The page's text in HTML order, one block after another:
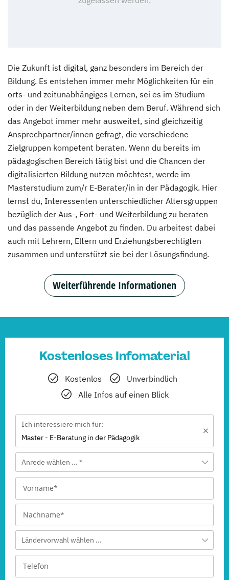
Die Zukunft ist digital, ganz besonders im Bereich der
Bildung. Es entstehen immer mehr Möglichkeiten für ein
orts- und zeitunabhängiges Lernen, sei es im Studium
oder in der Weiterbildung neben dem Beruf. Während sich
das Angebot immer mehr ausweitet, sind gleichzeitig
Ansprechpartner/innen gefragt, die verschiedene
Zielgruppen kompetent beraten. Wenn du bereits im
pädagogischen Bereich tätig bist und die Chancen der
digitalisierten Bildung nutzen möchtest, werde im
Masterstudium zum/r E-Berater/in in der Pädagogik. Hier
lernst du, Interessenten unterschiedlicher Altersgruppen
bezüglich der Aus-, Fort- und Weiterbildung zu beraten
und das passende Angebot zu finden. Du arbeitest dabei
auch mit Lehrern, Eltern und Erziehungsberechtigten
zusammen und unterstützt sie bei der Lösungsfindung.
Weiterführende Informationen
Kostenloses Infomaterial
Kostenlos
Unverbindlich
Alle Infos auf einen Blick
Ich interessiere mich für:
Master - E-Beratung in der Pädagogik
Anrede wählen ... *
Ländervorwahl wählen ...